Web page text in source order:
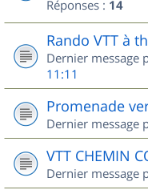
Réponses : 14
Rando VTT à
Dernier message
11:11
Promenade
Dernier message
VTT CHEMIN
Dernier message